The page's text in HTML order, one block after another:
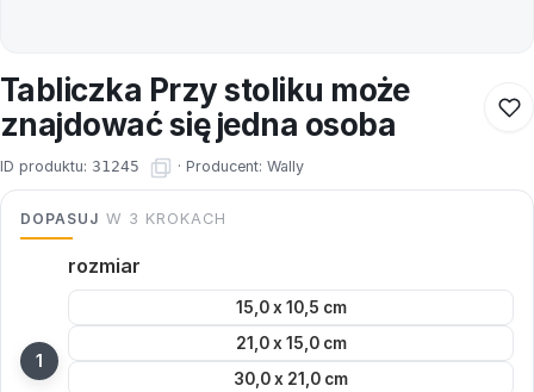
Tabliczka Przy stoliku może
znajdować się jedna osoba
ID produktu: 31245 · Producent: Wally
DOPASUJ W 3 KROKACH
rozmiar
15,0 x 10,5 cm
21,0 x 15,0 cm
30,0 x 21,0 cm